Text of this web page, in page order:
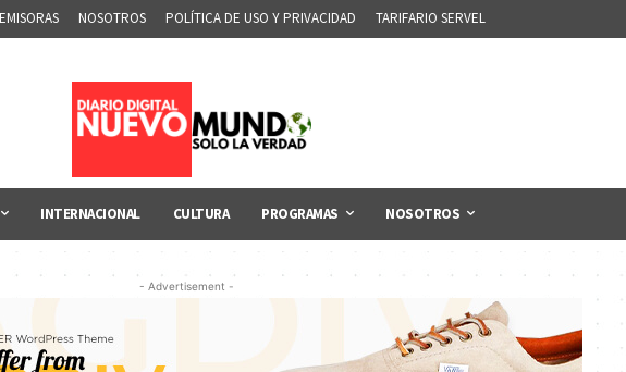
NOSOTROS POLÍTICA DE USO Y PRIVACIDAD TARIFARIO SERVEL
INTERNACIONAL CULTURA PROGRAMAS NOSOTROS
- Advertisement -